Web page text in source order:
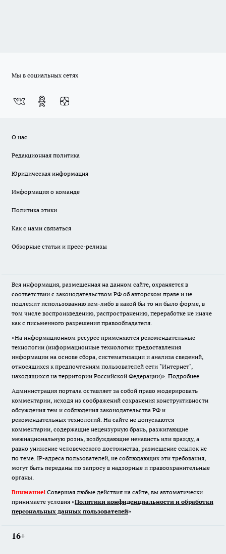
Мы в социальных сетях
О нас
Редакционная политика
Юридическая информация
Информация о команде
Политика этики
Как с нами связаться
Обзорные статьи и пресс-релизы
Вся информация, размещенная на данном сайте, охраняется в
соответствии с законодательством РФ об авторском праве и не
подлежит использованию кем-либо в какой бы то ни было форме, в
том числе воспроизведению, распространению, переработке не иначе
как с письменного разрешения правообладателя.
«На информационном ресурсе применяются рекомендательные
технологии (информационные технологии предоставления
информации на основе сбора, систематизации и анализа сведений,
относящихся к предпочтениям пользователей сети "Интернет",
находящихся на территории Российской Федерации)». Подробнее
Администрация портала оставляет за собой право модерировать
комментарии, исходя из соображений сохранения конструктивности
обсуждения тем и соблюдения законодательства РФ и
рекомендательных технологий. На сайте не допускаются
комментарии, содержащие нецензурную брань, разжигающие
межнациональную рознь, возбуждающие ненависть или вражду, а
равно унижение человеческого достоинства, размещение ссылок не
по теме. IP-адреса пользователей, не соблюдающих эти требования,
могут быть переданы по запросу в надзорные и правоохранительные
органы.
Внимание! Совершая любые действия на сайте, вы автоматически
принимаете условия «Политики конфиденциальности и обработки
персональных данных пользователей»
16+